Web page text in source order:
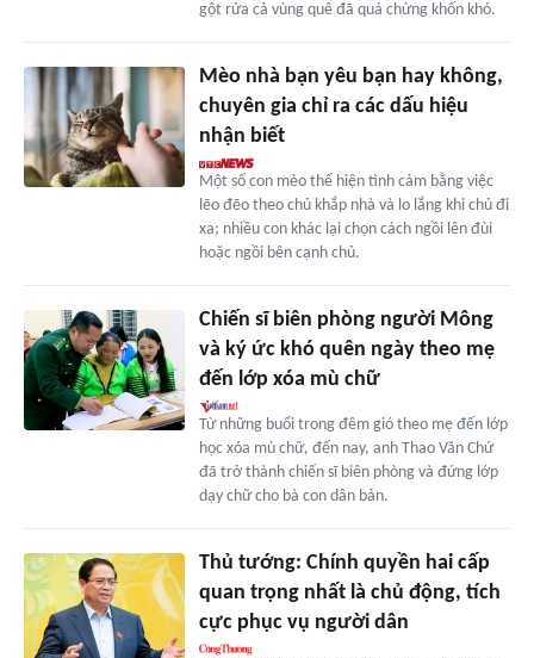
gột rửa cả vùng quê đã quá chừng khốn khó.
Mèo nhà bạn yêu bạn hay không,
chuyên gia chỉ ra các dấu hiệu
nhận biết
Một số con mèo thể hiện tình cảm bằng việc
lẽo đẽo theo chủ khắp nhà và lo lắng khi chủ đi
xa; nhiều con khác lại chọn cách ngồi lên đùi
hoặc ngồi bên cạnh chủ.
Chiến sĩ biên phòng người Mông
và ký ức khó quên ngày theo mẹ
đến lớp xóa mù chữ
Từ những buổi trong đêm gió theo mẹ đến lớp
học xóa mù chữ, đến nay, anh Thao Văn Chứ
đã trở thành chiến sĩ biên phòng và đứng lớp
dạy chữ cho bà con dân bản.
Thủ tướng: Chính quyền hai cấp
quan trọng nhất là chủ động, tích
cực phục vụ người dân